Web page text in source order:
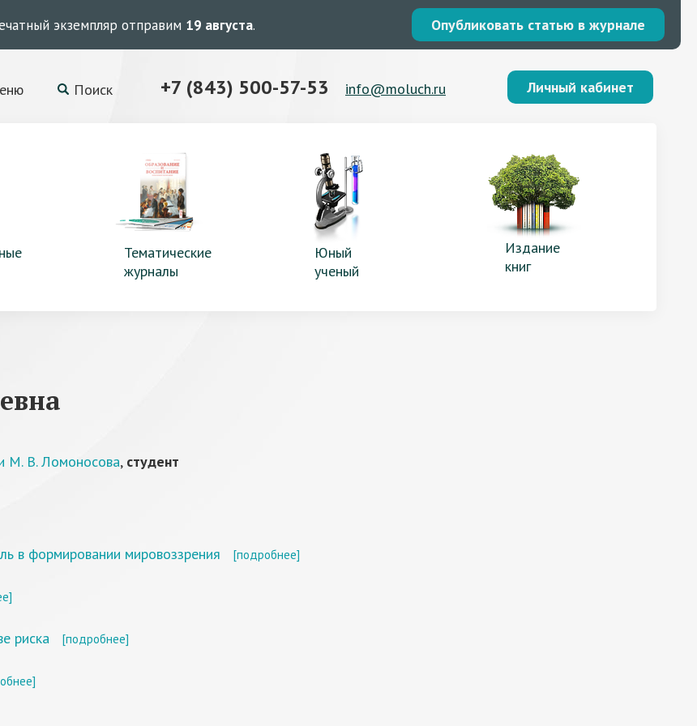
экземпляр отправим 19 августа. Опубликовать статью в журнале
Поиск +7 (843) 500-57-53 info@moluch.ru Личный кабинет
Тематические
журналы
Юный
ученый
Издание
книг
М. В. Ломоносова, студент
в формировании мировоззрения [подробнее]
риска [подробнее]